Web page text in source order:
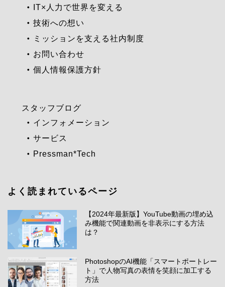
IT×人力で世界を変える
技術への想い
ミッションを支える社内制度
お問い合わせ
個人情報保護方針
スタッフブログ
インフォメーション
サービス
Pressman*Tech
よく読まれているページ
【2024年最新版】YouTube動画の埋め込
み機能で関連動画を非表示にする方法
は？
PhotoshopのAI機能「スマートポートレー
ト」で人物写真の表情を笑顔に加工する
方法